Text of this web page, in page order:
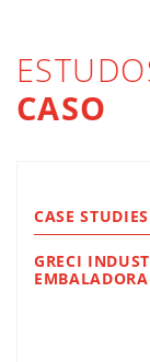
CASO
CASE STUDIES
GRECI